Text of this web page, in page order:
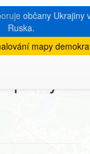
občany Ukrajiny
Ruska.
mapy
a